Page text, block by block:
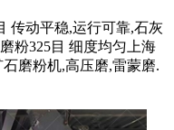
传动平稳,运行可靠,石灰
粉325目 细度均匀上海
磨粉机,高压磨,雷蒙磨.